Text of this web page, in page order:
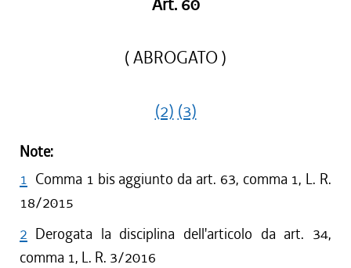
Art. 60
( ABROGATO )
(2) (3)
Note:
1 Comma 1 bis aggiunto da art. 63, comma 1, L. R.
18/2015
2 Derogata la disciplina dell'articolo da art. 34,
comma 1, L. R. 3/2016